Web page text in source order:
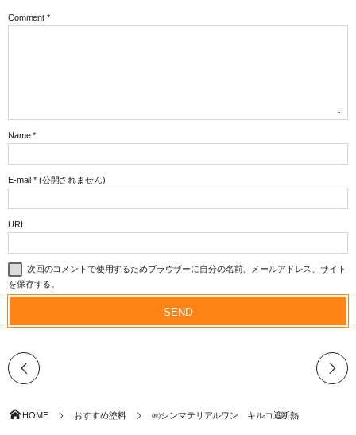
Comment *
Name *
E-mail *(公開されません)
URL
次回のコメントで使用するためブラウザーに自分の名前、メールアドレス、サイト
を保存する。
HOME おすすめ塗料 ㈱シンマテリアルワン キルコ遮断熱